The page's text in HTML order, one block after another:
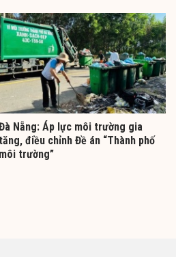
Nẵng: Áp lực môi trường gia
tăng, điều chỉnh Đề án “Thành phố
môi trường”